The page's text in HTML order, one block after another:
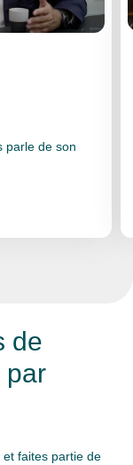
parle de son
de
par
faites partie de